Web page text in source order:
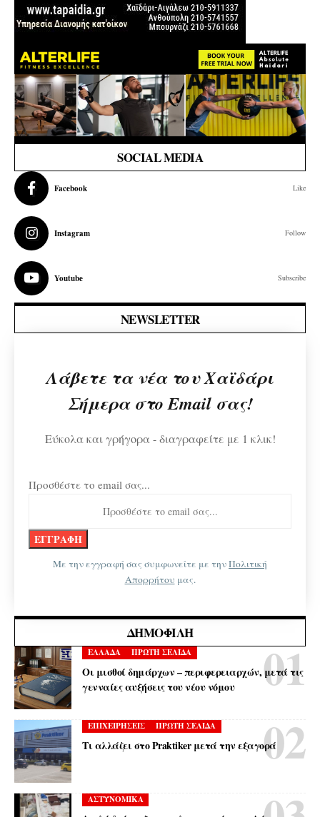
SOCIAL MEDIA
Facebook Like
Instagram Follow
Youtube Subscribe
NEWSLETTER
Λάβετε τα νέα του Χαϊδάρι
Σήμερα στο Email σας!
Εύκολα και γρήγορα - διαγραφείτε με 1 κλικ!
Προσθέστε το email σας...
Με την εγγραφή σας συμφωνείτε με τηνΠολιτική
Απορρήτου μας.
ΔΗΜΟΦΙΛΉ
ΕΛΛΑΔΑ ΠΡΩΤΗ ΣΕΛΙΔΑ
Οι μισθοί δημάρχων – περιφερειαρχών, μετά τις
γενναίες αυξήσεις του νέου νόμου
ΕΠΙΧΕΙΡΗΣΕΙΣ ΠΡΩΤΗ ΣΕΛΙΔΑ
Τι αλλάζει στο Praktiker μετά την εξαγορά
ΑΣΤΥΝΟΜΙΚΑ